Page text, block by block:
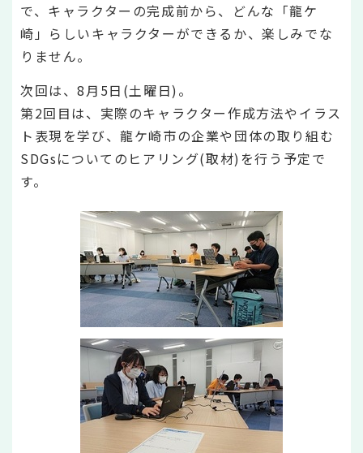
で、キャラクターの完成前から、どんな「龍ケ
崎」らしいキャラクターができるか、楽しみでな
りません。
次回は、8月5日(土曜日)。
第2回目は、実際のキャラクター作成方法やイラス
ト表現を学び、龍ケ崎市の企業や団体の取り組む
SDGsについてのヒアリング(取材)を行う予定で
す。